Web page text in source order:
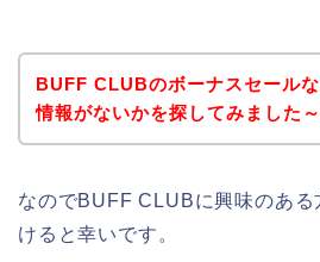
BUFF CLUBのボーナスセール
情報がないかを探してみました
なのでBUFF CLUBに興味のあ
けると幸いです。